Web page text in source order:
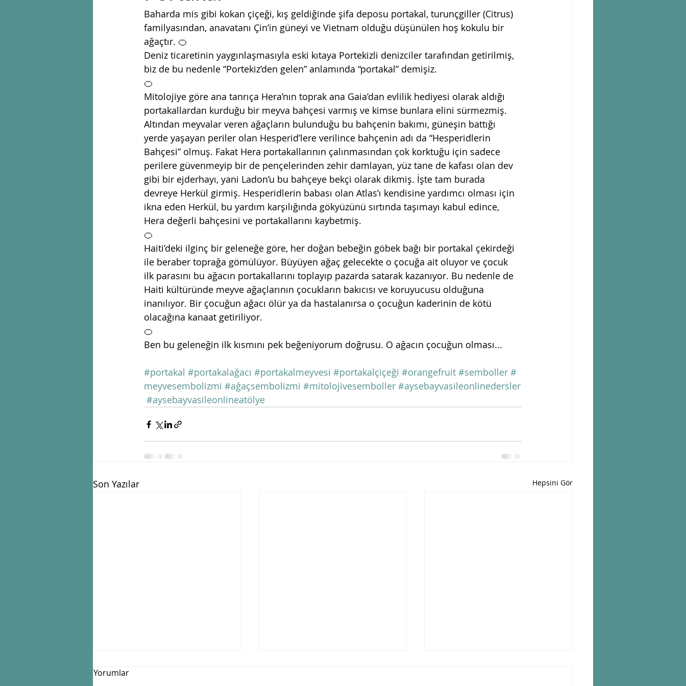
Baharda mis gibi kokan çiçeği, kış geldiğinde şifa deposu portakal, turunçgiller (Citrus)
familyasından, anavatanı Çin’in güneyi ve Vietnam olduğu düşünülen hoş kokulu bir
ağaçtır. 🍊
Deniz ticaretinin yaygınlaşmasıyla eski kıtaya Portekizli denizciler tarafından getirilmiş,
biz de bu nedenle “Portekiz’den gelen” anlamında “portakal” demişiz.
🍊
Mitolojiye göre ana tanrıça Hera’nın toprak ana Gaia’dan evlilik hediyesi olarak aldığı
portakallardan kurduğu bir meyva bahçesi varmış ve kimse bunlara elini sürmezmiş.
Altından meyvalar veren ağaçların bulunduğu bu bahçenin bakımı, güneşin battığı
yerde yaşayan periler olan Hesperid’lere verilince bahçenin adı da “Hesperidlerin
Bahçesi” olmuş. Fakat Hera portakallarının çalınmasından çok korktuğu için sadece
perilere güvenmeyip bir de pençelerinden zehir damlayan, yüz tane de kafası olan dev
gibi bir ejderhayı, yani Ladon’u bu bahçeye bekçi olarak dikmiş. İşte tam burada
devreye Herkül girmiş. Hesperidlerin babası olan Atlas’ı kendisine yardımcı olması için
ikna eden Herkül, bu yardım karşılığında gökyüzünü sırtında taşımayı kabul edince,
Hera değerli bahçesini ve portakallarını kaybetmiş.
🍊
Haiti’deki ilginç bir geleneğe göre, her doğan bebeğin göbek bağı bir portakal çekirdeği
ile beraber toprağa gömülüyor. Büyüyen ağaç gelecekte o çocuğa ait oluyor ve çocuk
ilk parasını bu ağacın portakallarını toplayıp pazarda satarak kazanıyor. Bu nedenle de
Haiti kültüründe meyve ağaçlarının çocukların bakıcısı ve koruyucusu olduğuna
inanılıyor. Bir çocuğun ağacı ölür ya da hastalanırsa o çocuğun kaderinin de kötü
olacağına kanaat getiriliyor.
🍊
Ben bu geleneğin ilk kısmını pek beğeniyorum doğrusu. O ağacın çocuğun olması...
#portakal #portakalağacı #portakalmeyvesi #portakalçiçeği #orangefruit #semboller #
meyvesembolizmi #ağaçsembolizmi #mitolojivesemboller #aysebayvasileonlinedersler
#aysebayvasileonlineatölye
Son Yazılar Hepsini Gör
Yorumlar